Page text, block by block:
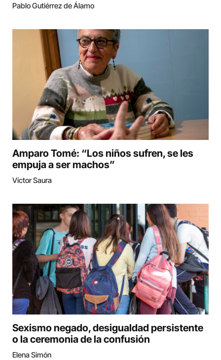
Pablo Gutiérrez de Álamo
Amparo Tomé: “Los niños sufren, se les
empuja a ser machos”
Víctor Saura
Sexismo negado, desigualdad persistente
o la ceremonia de la confusión
Elena Simón